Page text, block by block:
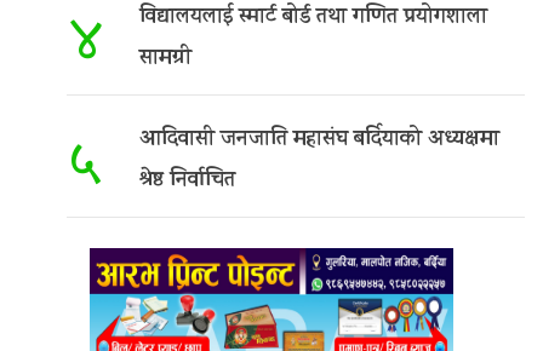
४ विद्यालयलाई स्मार्ट बोर्ड तथा गणित प्रयोगशाला
सामग्री
५ आदिवासी जनजाति महासंघ बर्दियाको अध्यक्षमा
श्रेष्ठ निर्वाचित